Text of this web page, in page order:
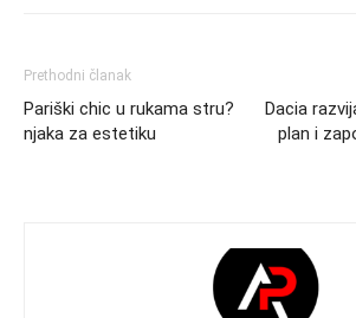
Prethodni članak
Pariški chic u rukama stru?
njaka za estetiku
Dacia
plan i